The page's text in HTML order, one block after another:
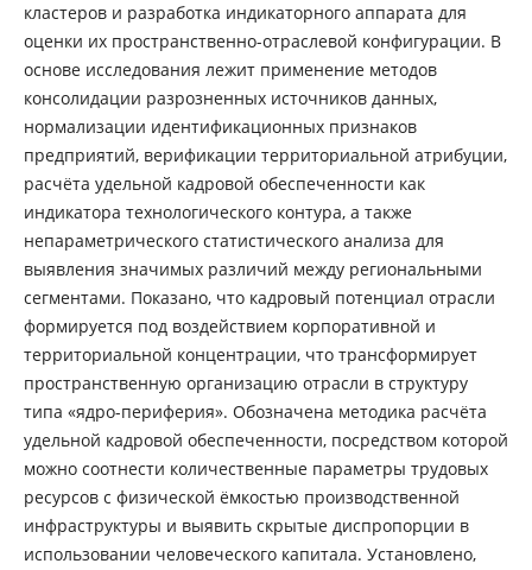
кластеров и разработка индикаторного аппарата для
оценки их пространственно-отраслевой конфигурации. В
основе исследования лежит применение методов
консолидации разрозненных источников данных,
нормализации идентификационных признаков
предприятий, верификации территориальной атрибуции,
расчёта удельной кадровой обеспеченности как
индикатора технологического контура, а также
непараметрического статистического анализа для
выявления значимых различий между региональными
сегментами. Показано, что кадровый потенциал отрасли
формируется под воздействием корпоративной и
территориальной концентрации, что трансформирует
пространственную организацию отрасли в структуру
типа «ядро-периферия». Обозначена методика расчёта
удельной кадровой обеспеченности, посредством которой
можно соотнести количественные параметры трудовых
ресурсов с физической ёмкостью производственной
инфраструктуры и выявить скрытые диспропорции в
использовании человеческого капитала. Установлено,